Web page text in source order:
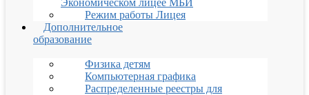
Экономическом лицее МБИ
Режим работы Лицея
Дополнительное
образование
Физика детям
Компьютерная графика
Распределенные реестры для